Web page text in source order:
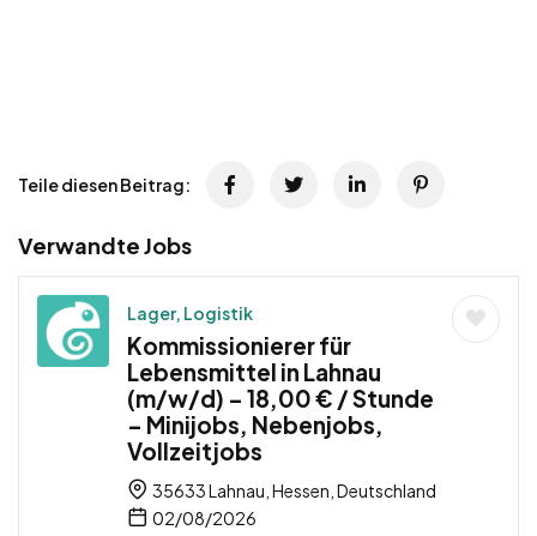
Teile diesen Beitrag:
Verwandte Jobs
Lager, Logistik
Kommissionierer für
Lebensmittel in Lahnau
(m/w/d) – 18,00 € / Stunde
– Minijobs, Nebenjobs,
Vollzeitjobs
35633 Lahnau, Hessen, Deutschland
02/08/2026